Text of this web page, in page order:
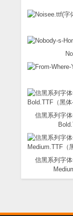
信黑系列字
信黑系列字